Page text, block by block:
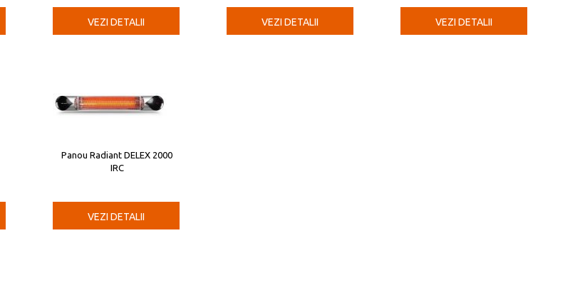
VEZI DETALII VEZI DETALII VEZI DETALII
Panou Radiant DELEX 2000
IRC
VEZI DETALII